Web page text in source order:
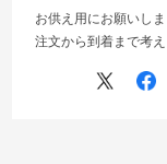
お供え用にお願いしま
注文から到着まで考